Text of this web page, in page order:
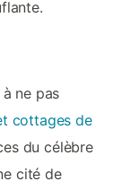
ne pas
cottages de
du célèbre
cité de